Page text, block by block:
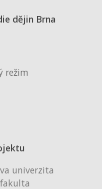
dějin Brna
režim
univerzita